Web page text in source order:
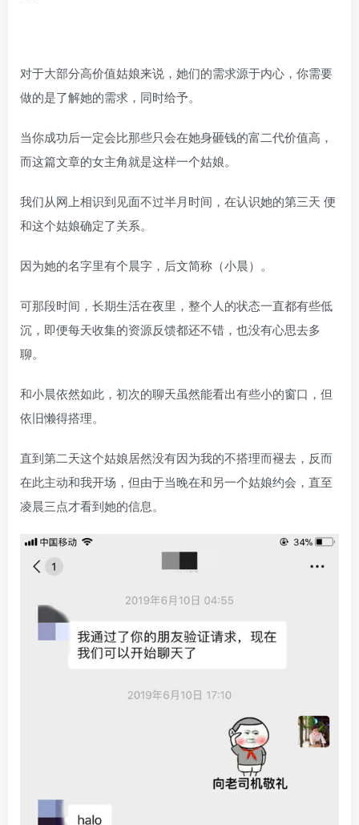
对于大部分高价值姑娘来说，她们的需求源于内心，你需要
做的是了解她的需求，同时给予。
当你成功后一定会比那些只会在她身砸钱的富二代价值高，
而这篇文章的女主角就是这样一个姑娘。
我们从网上相识到见面不过半月时间，在认识她的第三天 便
和这个姑娘确定了关系。
因为她的名字里有个晨字，后文简称（小晨）。
可那段时间，长期生活在夜里，整个人的状态一直都有些低
沉，即便每天收集的资源反馈都还不错，也没有心思去多
聊。
和小晨依然如此，初次的聊天虽然能看出有些小的窗口，但
依旧懒得搭理。
直到第二天这个姑娘居然没有因为我的不搭理而褪去，反而
在此主动和我开场，但由于当晚在和另一个姑娘约会，直至
凌晨三点才看到她的信息。